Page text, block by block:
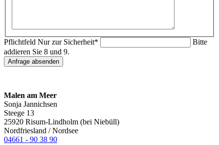
Pflichtfeld Nur zur Sicherheit*
Bitte
addieren Sie 8 und 9.
Anfrage absenden
Malen am Meer
Sonja Jannichsen
Steege 13
25920 Risum-Lindholm (bei Niebüll)
Nordfriesland / Nordsee
04661 - 90 38 90